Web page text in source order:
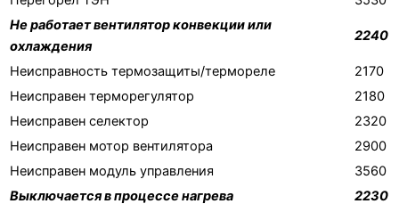
Не работает вентилятор конвекции или
охлаждения
2240
Неисправность термозащиты/термореле
2170
Неисправен терморегулятор
2180
Неисправен селектор
2320
Неисправен мотор вентилятора
2900
Неисправен модуль управления
3560
Выключается в процессе нагрева
2230